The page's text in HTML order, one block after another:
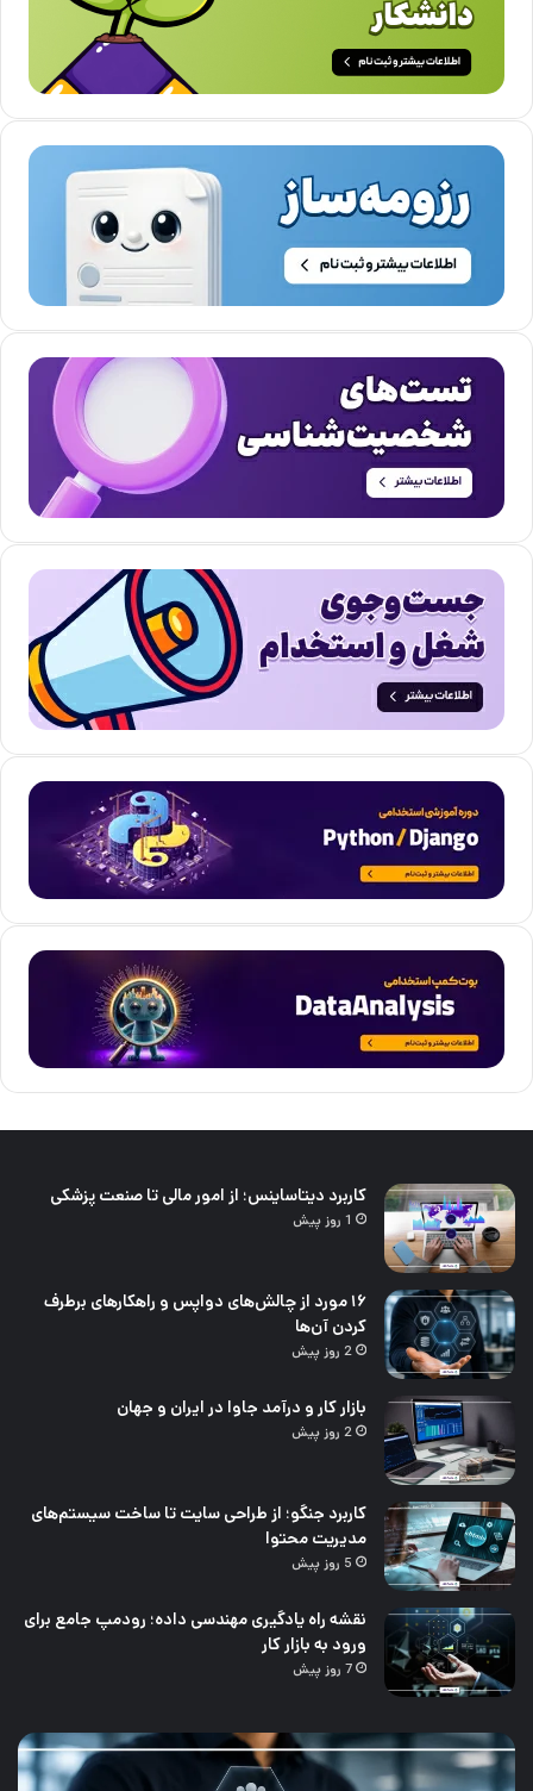
کاربرد دیتاساینس؛ از امور مالی تا صنعت پزشکی
1 روز پیش
۱۶ مورد از چالش‌های دواپس و راهکارهای برطرف
کردن آن‌ها
2 روز پیش
بازار کار و درآمد جاوا در ایران و جهان
2 روز پیش
کاربرد جنگو؛ از طراحی سایت تا ساخت سیستم‌های
مدیریت محتوا
5 روز پیش
نقشه راه یادگیری مهندسی داده؛ رودمپ جامع برای
ورود به بازار کار
7 روز پیش
بازار
کار